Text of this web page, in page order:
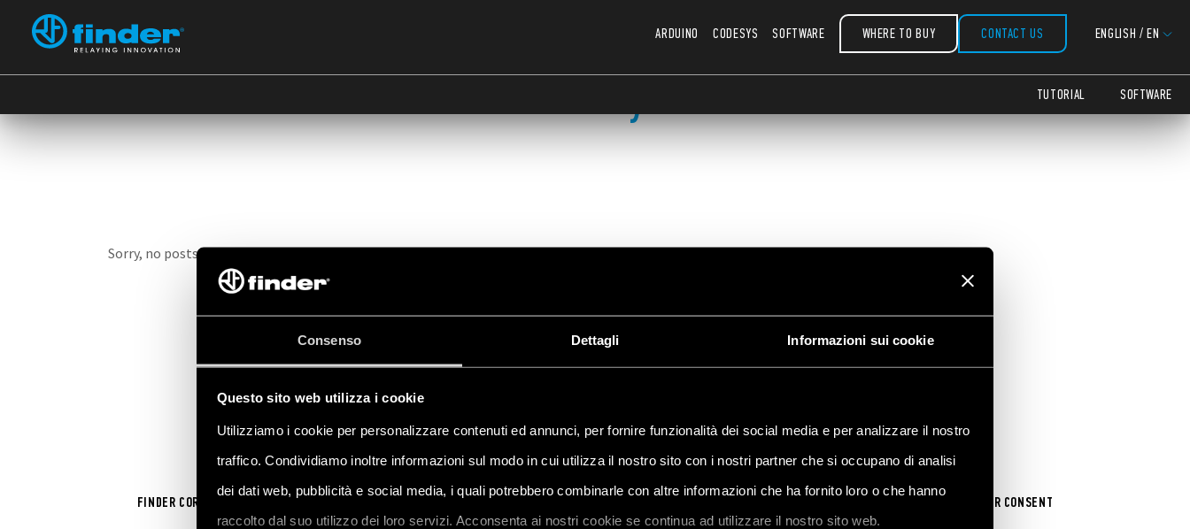
Consenso Dettagli Informazioni sui cookie
Questo sito web utilizza i cookie
Utilizziamo i cookie per personalizzare contenuti ed annunci, per fornire funzionalità dei social media e per analizzare il nostro
traffico. Condividiamo inoltre informazioni sul modo in cui utilizza il nostro sito con i nostri partner che si occupano di analisi
dei dati web, pubblicità e social media, i quali potrebbero combinarle con altre informazioni che ha fornito loro o che hanno
raccolto dal suo utilizzo dei loro servizi. Acconsenta ai nostri cookie se continua ad utilizzare il nostro sito web.
ARDUINO CODESYS SOFTWARE WHERE TO BUY CONTACT US ENGLISH /EN
TUTORIAL SOFTWARE
Codesys
Sorry, no posts matched your criteria.
FINDER CORPORATE SALES NETWORK FINDER PRODUCTS CONTACT US CHANGE YOUR COOKIE SETTINGS / WITHDRAW YOUR CONSENT